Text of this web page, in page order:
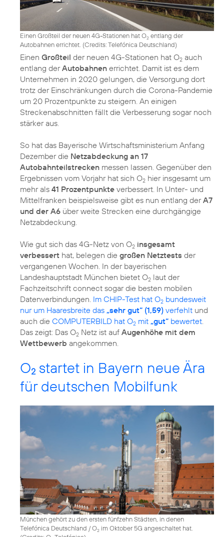
Einen Großteil der neuen 4G-Stationen hat O2 entlang der
Autobahnen errichtet. (Credits: Telefónica Deutschland)
Einen Großteil der neuen 4G-Stationen hat O2 auch
entlang derAutobahnen errichtet. Damit ist es dem
Unternehmen in 2020 gelungen, die Versorgung dort
trotz der Einschränkungen durch die Corona-Pandemie
um 20 Prozentpunkte zu steigern. An einigen
Streckenabschnitten fällt die Verbesserung sogar noch
stärker aus.
So hat das Bayerische Wirtschaftsministerium Anfang
Dezember die Netzabdeckung an 17
Autobahnteilstrecken messen lassen. Gegenüber den
Ergebnissen vom Vorjahr hat sich O2 hier insgesamt um
mehr als 41 Prozentpunkte verbessert. In Unter- und
Mittelfranken beispielsweise gibt es nun entlang derA7
und der A6 über weite Strecken eine durchgängige
Netzabdeckung.
Wie gut sich das 4G-Netz von O2 insgesamt
verbessert hat, belegen die großen Netztests der
vergangenen Wochen. In der bayerischen
Landeshauptstadt München bietet O2 laut der
Fachzeitschrift connect sogar die besten mobilen
Datenverbindungen. Im CHIP-Test hat O2 bundesweit
nur um Haaresbreite das „sehr gut“ (1,59) verfehlt und
auch die COMPUTERBILD hat O2 mit „gut“ bewertet
Das zeigt: Das O2 Netz ist auf Augenhöhe mit dem
Wettbewerb
O2 startet in Bayern neue Ära
für deutschen Mobilfunk
München gehört zu den ersten fünfzehn Städten, in denen
Telefónica Deutschland / O2 im Oktober 5G angeschaltet hat.